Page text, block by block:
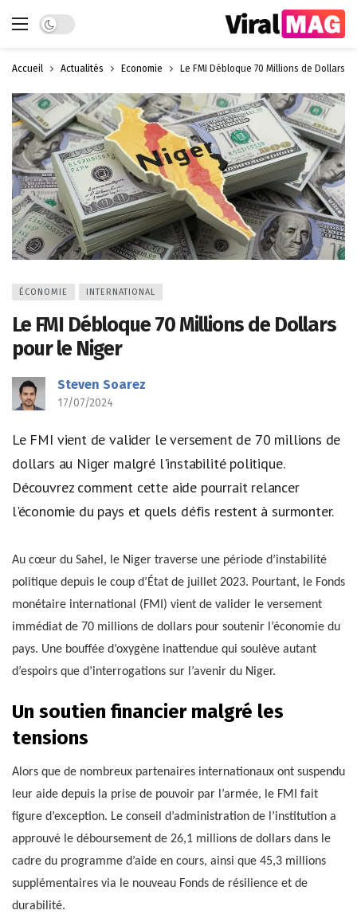
Dark mode
Accueil Actualités Économie Le FMI Débloque 70 Millions de Dollars
ÉCONOMIE INTERNATIONAL
Le FMI Débloque 70 Millions de Dollars
pour le Niger
Steven Soarez
17/07/2024
Le FMI vient de valider le versement de 70 millions de
dollars au Niger malgré l'instabilité politique.
Découvrez comment cette aide pourrait relancer
l'économie du pays et quels défis restent à surmonter.
Au cœur du Sahel, le Niger traverse une période d’instabilité
politique depuis le coup d’État de juillet 2023. Pourtant, le Fonds
monétaire international (FMI) vient de valider le versement
immédiat de 70 millions de dollars pour soutenir l’économie du
pays. Une bouffée d’oxygène inattendue qui soulève autant
d’espoirs que d’interrogations sur l’avenir du Niger.
Un soutien financier malgré les
tensions
Alors que de nombreux partenaires internationaux ont suspendu
leur aide depuis la prise de pouvoir par l’armée, le FMI fait
figure d’exception. Le conseil d’administration de l’institution a
approuvé le déboursement de 26,1 millions de dollars dans le
cadre du programme d’aide en cours, ainsi que 45,3 millions
supplémentaires via le nouveau Fonds de résilience et de
durabilité.